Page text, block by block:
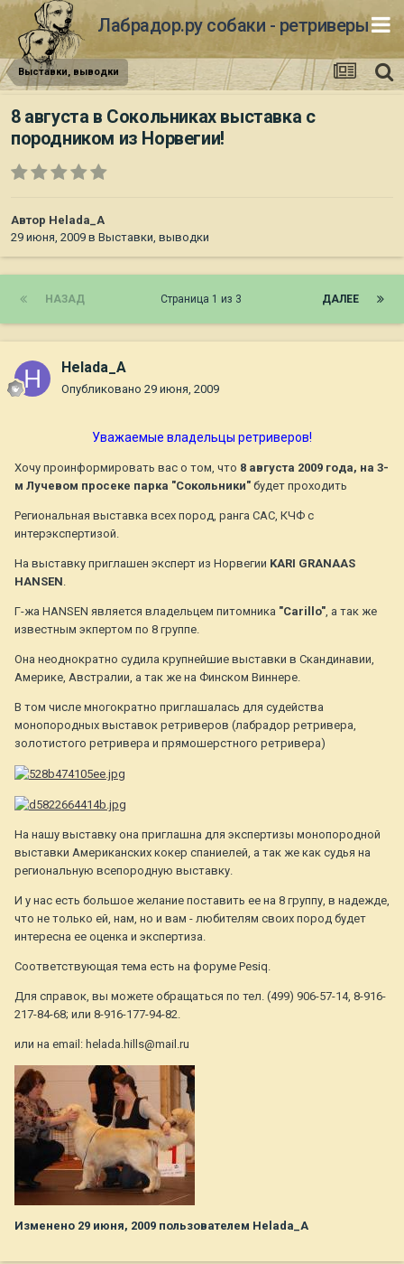
Лабрадор.ру собаки - ретриверы
Выставки, выводки
8 августа в Сокольниках выставка с
породником из Норвегии!
Автор Helada_A
29 июня, 2009 в Выставки, выводки
НАЗАД ДАЛЕЕ
Страница 1 из 3
Helada_A
Опубликовано 29 июня, 2009
Уважаемые владельцы ретриверов!
Хочу проинформировать вас о том, что 8 августа 2009 года, на 3-
м Лучевом просеке парка "Сокольники" будет проходить
Региональная выставка всех пород, ранга САС, КЧФ с
интерэкспертизой.
На выставку приглашен эксперт из Норвегии KARI GRANAAS
HANSEN.
Г-жа HANSEN является владельцем питомника "Carillo", а так же
известным экпертом по 8 группе.
Она неоднократно судила крупнейшие выставки в Скандинавии,
Америке, Австралии, а так же на Финском Виннере.
В том числе многократно приглашалась для судейства
монопородных выставок ретриверов (лабрадор ретривера,
золотистого ретривера и прямошерстного ретривера)
На нашу выставку она приглашна для экспертизы монопородной
выставки Американских кокер спаниелей, а так же как судья на
региональную всепородную выставку.
И у нас есть большое желание поставить ее на 8 группу, в надежде,
что не только ей, нам, но и вам - любителям своих пород будет
интересна ее оценка и экспертиза.
Соответствующая тема есть на форуме Pesiq.
Для справок, вы можете обращаться по тел. (499) 906-57-14, 8-916-
217-84-68; или 8-916-177-94-82.
или на email: helada.hills@mail.ru
Изменено 29 июня, 2009 пользователем Helada_A